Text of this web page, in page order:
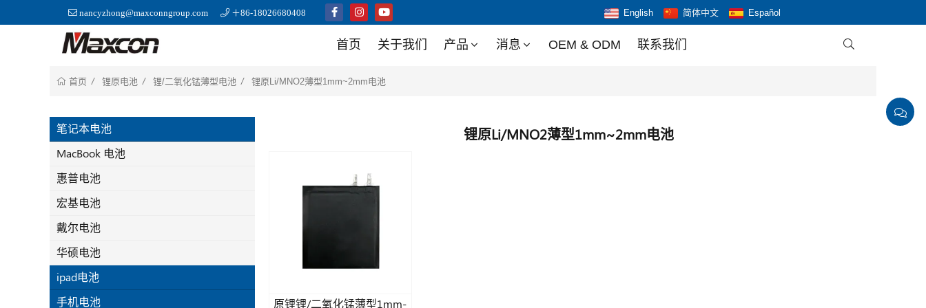
nancyzhong@maxconngroup.com ＋86-18026680408 English 简体中文 Español
首页 关于我们 产品 消息 OEM & ODM 联系我们 
首页 锂原电池 锂/二氧化锰薄型电池 锂原Li/MNO2薄型1mm~2mm电池
笔记本电池
MacBook 电池
惠普电池
宏基电池
戴尔电池
华硕电池
ipad电池
手机电池
锂原Li/MNO2薄型1mm~2mm电池
原锂锂/二氧化锰薄型1mm-